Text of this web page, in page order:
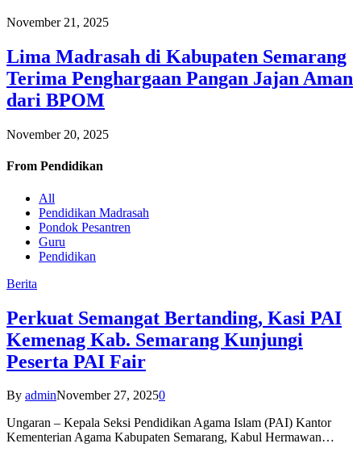
November 21, 2025
Lima Madrasah di Kabupaten Semarang
Terima Penghargaan Pangan Jajan Aman
dari BPOM
November 20, 2025
From Pendidikan
All
Pendidikan Madrasah
Pondok Pesantren
Guru
Pendidikan
Berita
Perkuat Semangat Bertanding, Kasi PAI
Kemenag Kab. Semarang Kunjungi
Peserta PAI Fair
By adminNovember 27, 20250
Ungaran – Kepala Seksi Pendidikan Agama Islam (PAI) Kantor
Kementerian Agama Kabupaten Semarang, Kabul Hermawan…